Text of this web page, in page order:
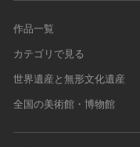
作品一覧
カテゴリで見る
世界遺産と無形文化遺産
全国の美術館・博物館